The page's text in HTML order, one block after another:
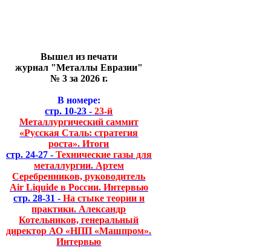
Вышел из печати
журнал "Металлы Евразии"
№ 3 за 2026 г.
В номере:
стр. 10-23 - 23-й
Металлургический саммит
«Русская Сталь: стратегия
роста». Итоги
стр. 24-27 - Технические газы для
металлургии. Артем
Серебренников, руководитель
Air Liquide в России. Интервью
стр. 28-31 - На стыке теории и
практики. Александр
Котельников, генеральный
директор АО «НПП «Машпром».
Интервью